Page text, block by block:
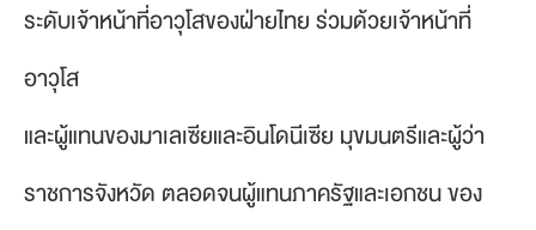
ระดับเจ้าหน้าที่อาวุโสของฝ่ายไทย ร่วมด้วยเจ้าหน้าที่
อาวุโส
และผู้แทนของมาเลเซียและอินโดนีเซีย มุขมนตรีและผู้ว่า
ราชการจังหวัด ตลอดจนผู้แทนภาครัฐและเอกชน ของ